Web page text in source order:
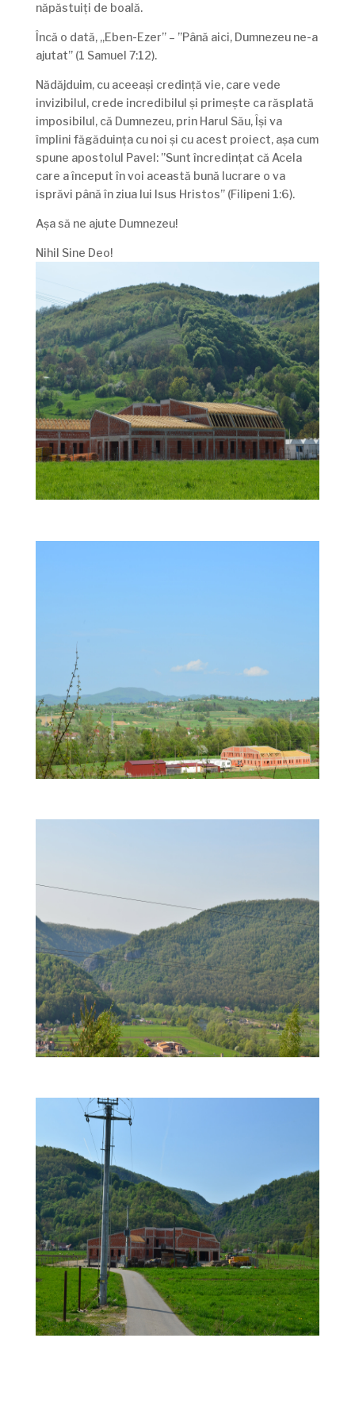
năpăstuiți de boală.
Încă o dată, „Eben-Ezer” – ”Până aici, Dumnezeu ne-a
ajutat” (1 Samuel 7:12).
Nădăjduim, cu aceeași credință vie, care vede
invizibilul, crede incredibilul și primește ca răsplată
imposibilul, că Dumnezeu, prin Harul Său, Își va
împlini făgăduința cu noi și cu acest proiect, așa cum
spune apostolul Pavel: ”Sunt încredințat că Acela
care a început în voi această bună lucrare o va
isprăvi până în ziua lui Isus Hristos” (Filipeni 1:6).
Așa să ne ajute Dumnezeu!
Nihil Sine Deo!